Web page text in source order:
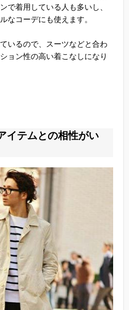
で着用している人も多いし、
なコーデにも使えます。
いるので、スーツなどと合わ
ョン性の高い着こなしになり
イテムとの相性がい